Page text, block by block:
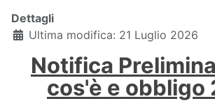
Dettagli
Ultima modifica: 21 Luglio 2026
Notifica
cos'è e obbligo